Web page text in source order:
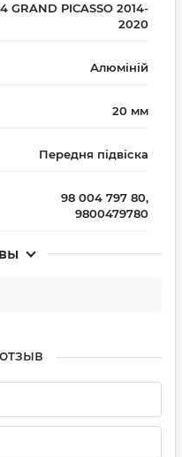
GRAND PICASSO 2014-
2020
Алюміній
20 мм
Передня підвіска
98 004 797 80,
9800479780